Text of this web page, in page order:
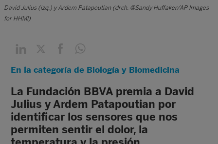
David Julius (izq.) y Ardem Patapoutian (drch. @Sandy Huffaker/AP Images
for HHMI)
En la categoría de Biología y Biomedicina
La Fundación BBVA premia a David
Julius y Ardem Patapoutian por
identificar los sensores que nos
permiten sentir el dolor, la